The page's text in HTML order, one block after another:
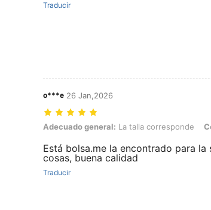
Traducir
o***e 26 Jan,2026
Adecuado general: La talla corresponde, Color:
Adecuado general: La talla corresponde
Está bolsa.me la encontrado para
cosas, buena calidad
Traducir